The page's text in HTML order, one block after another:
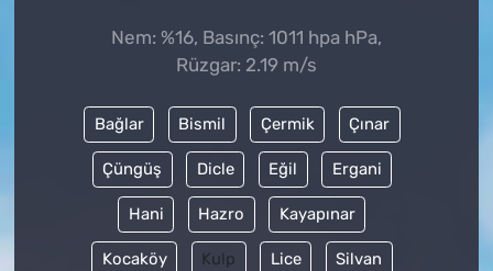
Nem: %16, Basınç: 1011 hpa hPa,
Rüzgar: 2.19 m/s
Bağlar Bismil Çermik Çınar
Çüngüş Dicle Eğil Ergani
Hani Hazro Kayapınar
Kocaköy Kulp Lice Silvan